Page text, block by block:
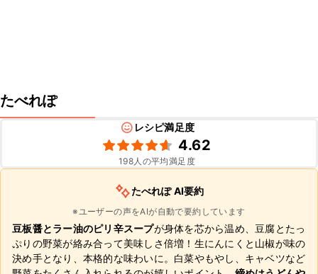
たべれぽ
レシピ満足度
4.62
198人の平均満足度
たべれぽ AI要約
※ユーザーの声をAIが自動で要約しています
豆板醤とラー油のピリ辛スープが身体を芯から温め、豆腐とたっ
ぷりの野菜が絡み合って美味しさ倍増！生にんにくと山椒が味の
決め手となり、本格的な味わいに。白菜やもやし、キャベツなど